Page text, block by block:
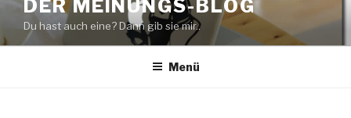
Inhalt
springen
DER MEINUNGS-BLOG
Du hast auch eine? Dann gib sie mir..
Menü